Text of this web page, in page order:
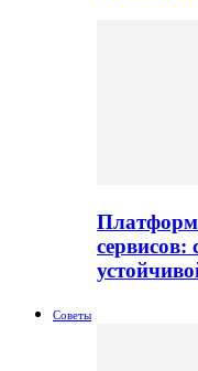
сервисов:
Советы